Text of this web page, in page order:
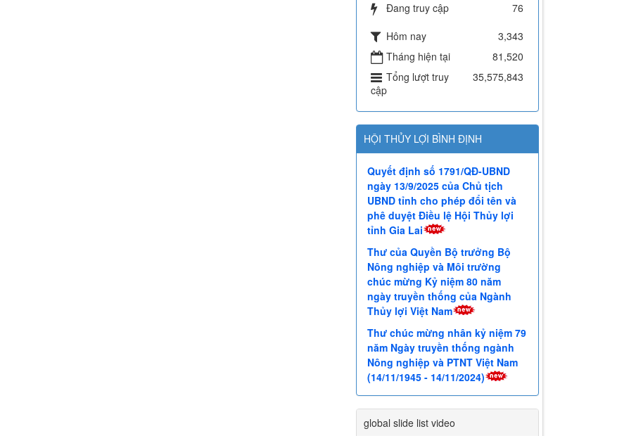
Đang truy cập
76
Hôm nay
3,343
Tháng hiện tại
81,520
Tổng lượt truy
cập
35,575,843
HỘI THỦY LỢI BÌNH ĐỊNH
Quyết định số 1791/QĐ-UBND
ngày 13/9/2025 của Chủ tịch
UBND tỉnh cho phép đổi tên và
phê duyệt Điều lệ Hội Thủy lợi
tỉnh Gia Lai
Thư của Quyền Bộ trưởng Bộ
Nông nghiệp và Môi trường
chúc mừng Kỷ niệm 80 năm
ngày truyền thống của Ngành
Thủy lợi Việt Nam
Thư chúc mừng nhân kỷ niệm 79
năm Ngày truyền thống ngành
Nông nghiệp và PTNT Việt Nam
(14/11/1945 - 14/11/2024)
global slide list video